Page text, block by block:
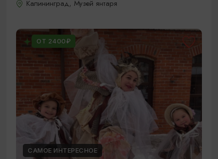
Калининград, Музей янтаря
ОТ 2400₽
САМОЕ ИНТЕРЕСНОЕ